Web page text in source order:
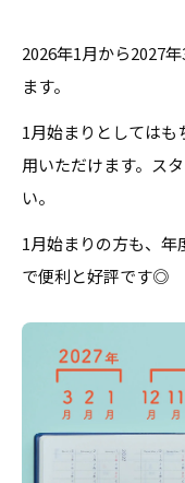
2026年1月から2027
ます。
1月始まりとしてはも
用いただけます。ス
い。
1月始まりの方も、
で便利と好評です◎